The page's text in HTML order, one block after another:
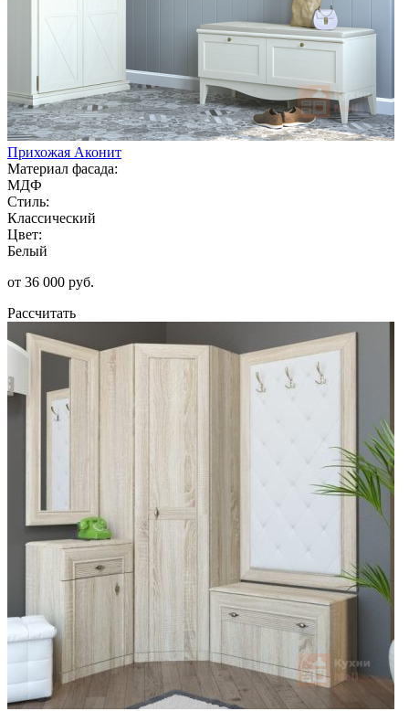
Прихожая Аконит
Материал фасада:
МДФ
Стиль:
Классический
Цвет:
Белый
от 36 000 руб.
Рассчитать